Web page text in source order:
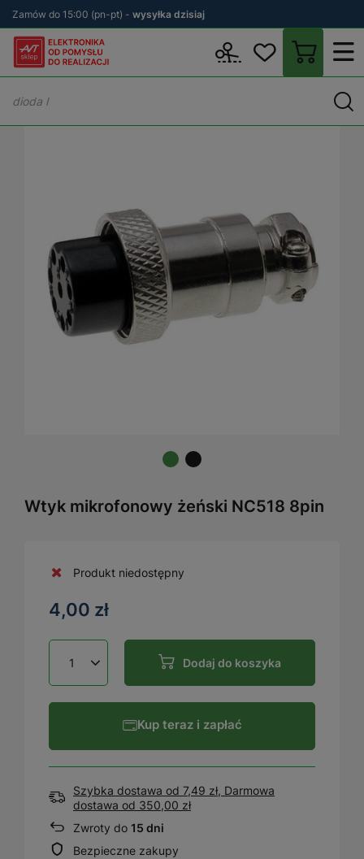
Zamów do 15:00 (pn-pt) - wysyłka dzisiaj
Wtyk mikrofonowy żeński NC518 8pin
Produkt niedostępny
4,00 zł
Dodaj do koszyka
Kup teraz i zapłać
Szybka dostawa od 7,49 zł, Darmowa
dostawa od 350,00 zł
Zwroty do 15 dni
Bezpieczne zakupy